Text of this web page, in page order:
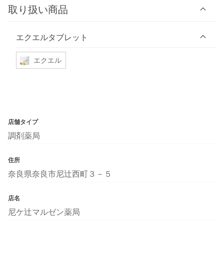
取り扱い商品
エクエルタブレット
エクエル
店舗タイプ
調剤薬局
住所
奈良県奈良市尼辻西町３－５
店名
尼ケ辻マルゼン薬局